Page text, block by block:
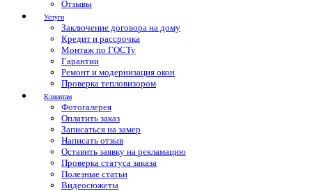
Отзывы
Услуги
Заключение договора на дому
Кредит и рассрочка
Монтаж по ГОСТу
Гарантии
Ремонт и модернизация окон
Проверка тепловизором
Клиентам
Фотогалерея
Оплатить заказ
Записаться на замер
Написать отзыв
Оставить заявку на рекламацию
Проверка статуса заказа
Полезные статьи
Видеосюжеты